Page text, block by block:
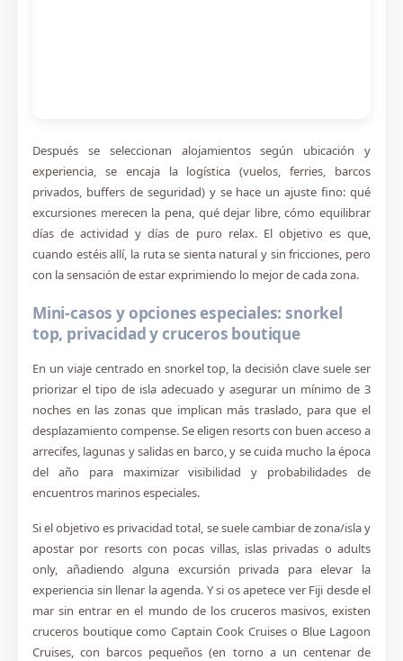
Después se seleccionan alojamientos según ubicación y
experiencia, se encaja la logística (vuelos, ferries, barcos
privados, buffers de seguridad) y se hace un ajuste fino: qué
excursiones merecen la pena, qué dejar libre, cómo equilibrar
días de actividad y días de puro relax. El objetivo es que,
cuando estéis allí, la ruta se sienta natural y sin fricciones, pero
con la sensación de estar exprimiendo lo mejor de cada zona.
Mini-casos y opciones especiales: snorkel
top, privacidad y cruceros boutique
En un viaje centrado en snorkel top, la decisión clave suele ser
priorizar el tipo de isla adecuado y asegurar un mínimo de 3
noches en las zonas que implican más traslado, para que el
desplazamiento compense. Se eligen resorts con buen acceso a
arrecifes, lagunas y salidas en barco, y se cuida mucho la época
del año para maximizar visibilidad y probabilidades de
encuentros marinos especiales.
Si el objetivo es privacidad total, se suele cambiar de zona/isla y
apostar por resorts con pocas villas, islas privadas o adults
only, añadiendo alguna excursión privada para elevar la
experiencia sin llenar la agenda. Y si os apetece ver Fiji desde el
mar sin entrar en el mundo de los cruceros masivos, existen
cruceros boutique como Captain Cook Cruises o Blue Lagoon
Cruises, con barcos pequeños (en torno a un centenar de